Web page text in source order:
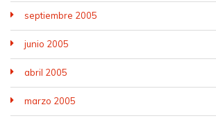
septiembre 2005
junio 2005
abril 2005
marzo 2005